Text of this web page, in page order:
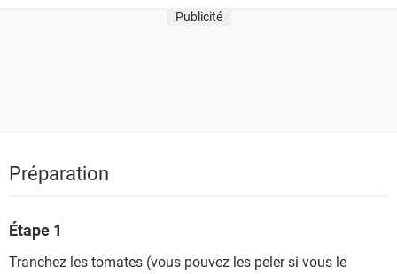
Publicité
Préparation
Étape 1
Tranchez les tomates (vous pouvez les peler si vous le